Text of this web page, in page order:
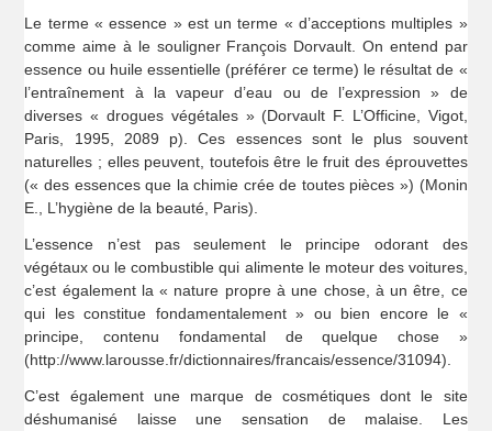
Le terme « essence » est un terme « d’acceptions multiples »
comme aime à le souligner François Dorvault. On entend par
essence ou huile essentielle (préférer ce terme) le résultat de «
l’entraînement à la vapeur d’eau ou de l’expression » de
diverses « drogues végétales » (Dorvault F. L’Officine, Vigot,
Paris, 1995, 2089 p). Ces essences sont le plus souvent
naturelles ; elles peuvent, toutefois être le fruit des éprouvettes
(« des essences que la chimie crée de toutes pièces ») (Monin
E., L’hygiène de la beauté, Paris).
L’essence n’est pas seulement le principe odorant des
végétaux ou le combustible qui alimente le moteur des voitures,
c’est également la « nature propre à une chose, à un être, ce
qui les constitue fondamentalement » ou bien encore le «
principe, contenu fondamental de quelque chose »
(http://www.larousse.fr/dictionnaires/francais/essence/31094).
C’est également une marque de cosmétiques dont le site
déshumanisé laisse une sensation de malaise. Les